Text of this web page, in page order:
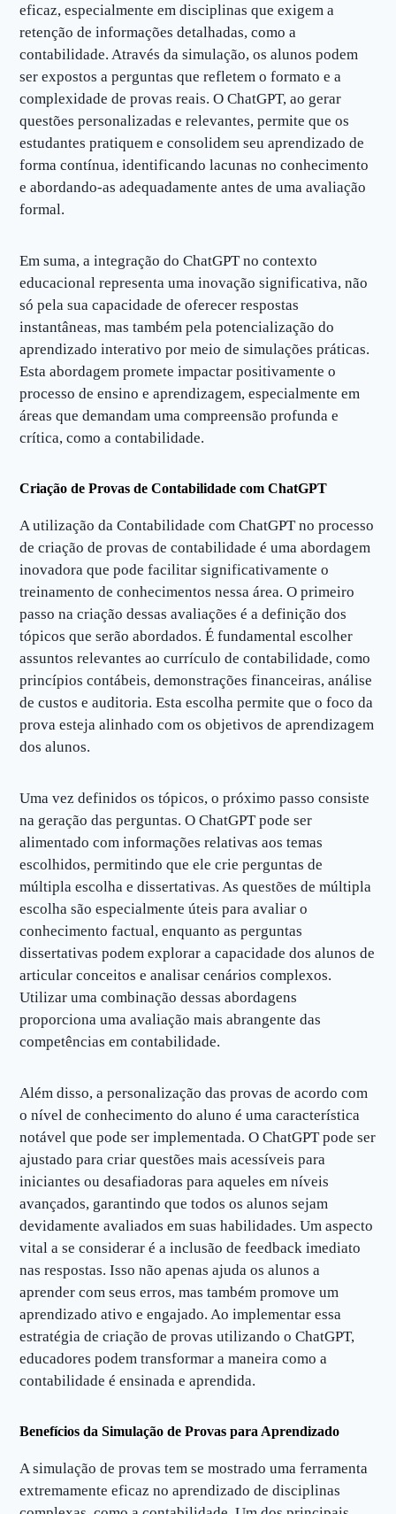
eficaz, especialmente em disciplinas que exigem a
retenção de informações detalhadas, como a
contabilidade. Através da simulação, os alunos podem
ser expostos a perguntas que refletem o formato e a
complexidade de provas reais. O ChatGPT, ao gerar
questões personalizadas e relevantes, permite que os
estudantes pratiquem e consolidem seu aprendizado de
forma contínua, identificando lacunas no conhecimento
e abordando-as adequadamente antes de uma avaliação
formal.
Em suma, a integração do ChatGPT no contexto
educacional representa uma inovação significativa, não
só pela sua capacidade de oferecer respostas
instantâneas, mas também pela potencialização do
aprendizado interativo por meio de simulações práticas.
Esta abordagem promete impactar positivamente o
processo de ensino e aprendizagem, especialmente em
áreas que demandam uma compreensão profunda e
crítica, como a contabilidade.
Criação de Provas de Contabilidade com ChatGPT
A utilização da Contabilidade com ChatGPT no processo
de criação de provas de contabilidade é uma abordagem
inovadora que pode facilitar significativamente o
treinamento de conhecimentos nessa área. O primeiro
passo na criação dessas avaliações é a definição dos
tópicos que serão abordados. É fundamental escolher
assuntos relevantes ao currículo de contabilidade, como
princípios contábeis, demonstrações financeiras, análise
de custos e auditoria. Esta escolha permite que o foco da
prova esteja alinhado com os objetivos de aprendizagem
dos alunos.
Uma vez definidos os tópicos, o próximo passo consiste
na geração das perguntas. O ChatGPT pode ser
alimentado com informações relativas aos temas
escolhidos, permitindo que ele crie perguntas de
múltipla escolha e dissertativas. As questões de múltipla
escolha são especialmente úteis para avaliar o
conhecimento factual, enquanto as perguntas
dissertativas podem explorar a capacidade dos alunos de
articular conceitos e analisar cenários complexos.
Utilizar uma combinação dessas abordagens
proporciona uma avaliação mais abrangente das
competências em contabilidade.
Além disso, a personalização das provas de acordo com
o nível de conhecimento do aluno é uma característica
notável que pode ser implementada. O ChatGPT pode ser
ajustado para criar questões mais acessíveis para
iniciantes ou desafiadoras para aqueles em níveis
avançados, garantindo que todos os alunos sejam
devidamente avaliados em suas habilidades. Um aspecto
vital a se considerar é a inclusão de feedback imediato
nas respostas. Isso não apenas ajuda os alunos a
aprender com seus erros, mas também promove um
aprendizado ativo e engajado. Ao implementar essa
estratégia de criação de provas utilizando o ChatGPT,
educadores podem transformar a maneira como a
contabilidade é ensinada e aprendida.
Benefícios da Simulação de Provas para Aprendizado
A simulação de provas tem se mostrado uma ferramenta
extremamente eficaz no aprendizado de disciplinas